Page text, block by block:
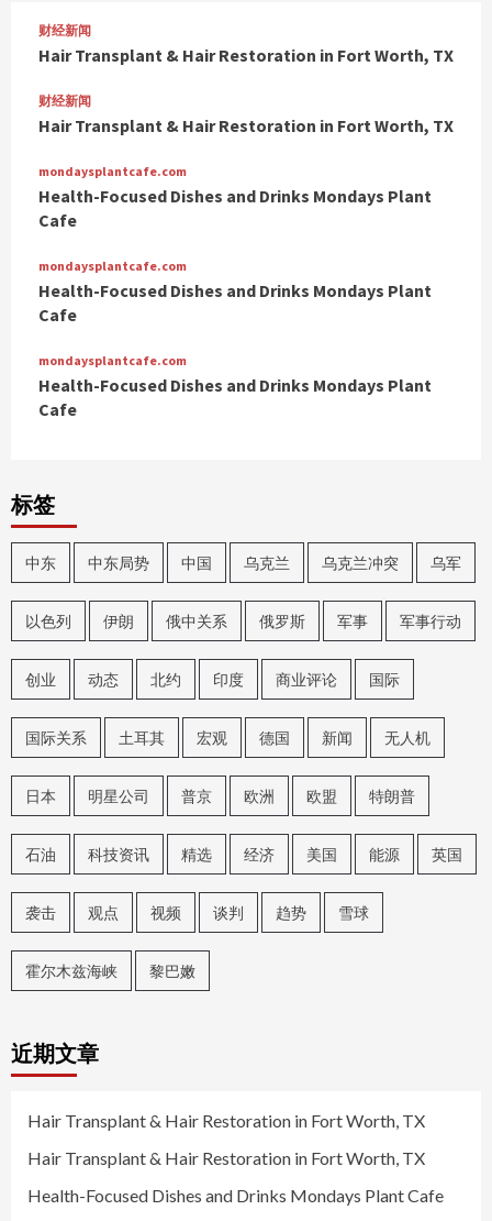
财经新闻
Hair Transplant & Hair Restoration in Fort Worth, TX
财经新闻
Hair Transplant & Hair Restoration in Fort Worth, TX
mondaysplantcafe.com
Health-Focused Dishes and Drinks Mondays Plant
Cafe
mondaysplantcafe.com
Health-Focused Dishes and Drinks Mondays Plant
Cafe
mondaysplantcafe.com
Health-Focused Dishes and Drinks Mondays Plant
Cafe
标签
中东 中东局势 中国 乌克兰 乌克兰冲突 乌军
以色列 伊朗 俄中关系 俄罗斯 军事 军事行动
创业 动态 北约 印度 商业评论 国际
国际关系 土耳其 宏观 德国 新闻 无人机
日本 明星公司 普京 欧洲 欧盟 特朗普
石油 科技资讯 精选 经济 美国 能源 英国
袭击 观点 视频 谈判 趋势 雪球
霍尔木兹海峡 黎巴嫩
近期文章
Hair Transplant & Hair Restoration in Fort Worth, TX
Hair Transplant & Hair Restoration in Fort Worth, TX
Health-Focused Dishes and Drinks Mondays Plant Cafe